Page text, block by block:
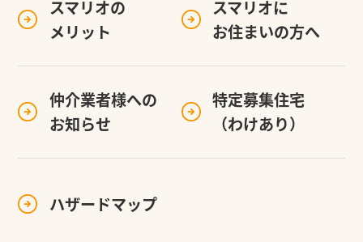
スマリオの
メリット
スマリオに
お住まいの方へ
仲介業者様への
お知らせ
特定募集住宅
（わけあり）
ハザードマップ